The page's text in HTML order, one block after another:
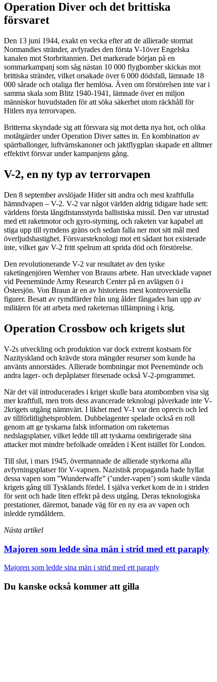
Operation Diver och det brittiska
försvaret
Den 13 juni 1944, exakt en vecka efter att de allierade stormat
Normandies stränder, avfyrades den första V-1över Engelska
kanalen mot Storbritannien. Det markerade början på en
sommarkampanj som såg nästan 10 000 flygbomber skickas mot
brittiska stränder, vilket orsakade över 6 000 dödsfall, lämnade 18
000 sårade och otaliga fler hemlösa. Även om förstörelsen inte var i
samma skala som Blitz 1940-1941, lämnade över en miljon
människor huvudstaden för att söka säkerhet utom räckhåll för
Hitlers nya terrorvapen.
Britterna skyndade sig att försvara sig mot detta nya hot, och olika
motåtgärder under Operation Diver sattes in. En kombination av
spärrballonger, luftvärnskanoner och jaktflygplan skapade ett alltmer
effektivt försvar under kampanjens gång.
V-2, en ny typ av terrorvapen
Den 8 september avslöjade Hitler sitt andra och mest kraftfulla
hämndvapen – V-2. V-2 var något världen aldrig tidigare hade sett:
världens första långdistansstyrda ballistiska missil. Den var utrustad
med ett raketmotor och gyro-styrning, och raketen var kapabel att
stiga upp till rymdens gräns och sedan falla ner mot sitt mål med
överljudshastighet. Försvarsteknologi mot ett sådant hot existerade
inte, vilket gav V-2 fritt spelrum att sprida död och förstörelse.
Den revolutionerande V-2 var resultatet av den tyske
raketingenjören Wernher von Brauns arbete. Han utvecklade vapnet
vid Peenemünde Army Research Center på en avlägsen ö i
Östersjön. Von Braun är en av historiens mest kontroversiella
figurer. Besatt av rymdfärder från ung ålder fångades han upp av
militären för att arbeta med raketernas tillämpning i krig.
Operation Crossbow och krigets slut
V-2s utveckling och produktion var dock extremt kostsam för
Nazityskland och krävde stora mängder resurser som kunde ha
använts annorstädes. Allierade bombningar mot Peenemünde och
andra lager- och depåplatser försenade också V-2-programmet.
När det väl introducerades i kriget skulle bara atombomben visa sig
mer kraftfull, men trots dess avancerade teknologi påverkade inte V-
2krigets utgång nämnvärt. I likhet med V-1 var den oprecis och led
av tillförlitlighetsproblem. Dubbelagenter spelade också en roll
genom att ge tyskarna falsk information om raketernas
nedslagsplatser, vilket ledde till att tyskarna omdirigerade sina
attacker mot mindre befolkade områden i Kent istället för London.
Till slut, i mars 1945, övermannade de allierade styrkorna alla
avfyrningsplatser för V-vapnen. Nazistisk propaganda hade hyllat
dessa vapen som ”Wunderwaffe” (’under-vapen’) som skulle vända
krigets gång till Tysklands fördel. I själva verket kom de in i striden
för sent och hade liten effekt på dess utgång. Deras teknologiska
prestationer, däremot, banade väg för en ny era av vapen och
inledde rymdåldern.
Nästa artikel
Majoren som ledde sina män i strid med ett paraply
Majoren som ledde sina män i strid med ett paraply
Du kanske också kommer att gilla